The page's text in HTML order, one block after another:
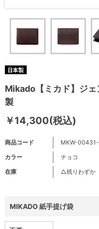
Mikado【ミカド】ジェ
製
￥14,300(税込)
商品コード
MKW-
カラー
チョコ
在庫
△残りわずか
MIKADO 紙手提げ袋